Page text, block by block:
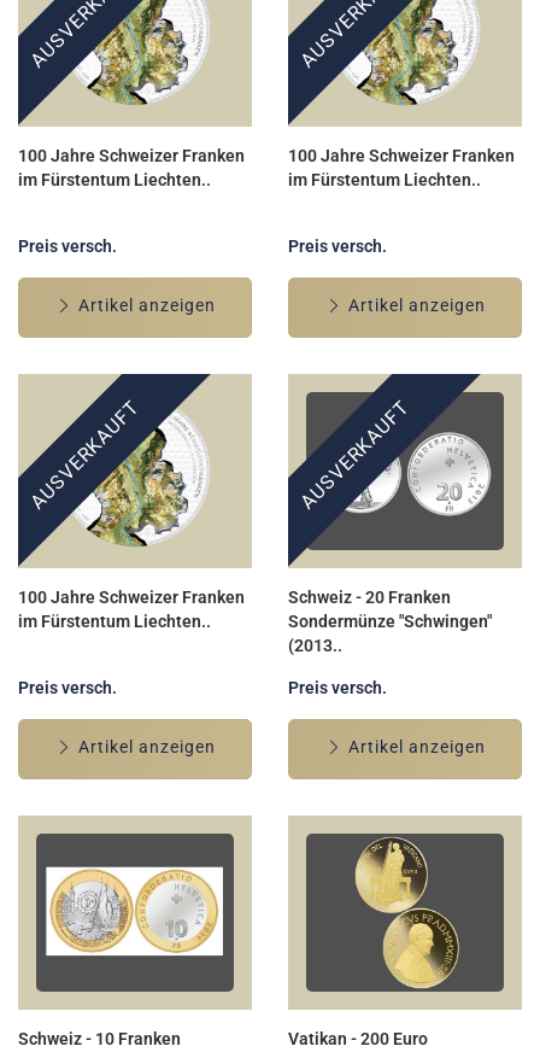
100 Jahre Schweizer Franken
im Fürstentum Liechten..
Preis versch.
Artikel anzeigen
100 Jahre Schweizer Franken
im Fürstentum Liechten..
Preis versch.
Artikel anzeigen
AUSVERKAUFT
100 Jahre Schweizer Franken
im Fürstentum Liechten..
Preis versch.
Artikel anzeigen
AUSVERKAUFT
Schweiz - 20 Franken
Sondermünze "Schwingen"
(2013..
Preis versch.
Artikel anzeigen
Schweiz - 10 Franken
Vatikan - 200 Euro